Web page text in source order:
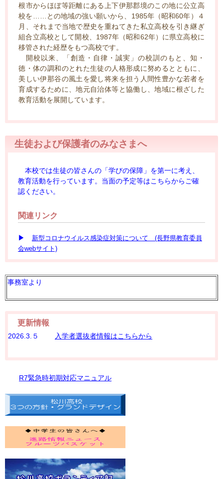
根市からほぼ等距離にある上下伊那郡境のこの地に公立高
校を……との地域の強い願いから、1985年（昭和60年）４
月、それまで当地で歴史を重ねてきた私立高校を引き継ぎ
組合立高校として開校、1987年（昭和62年）に県立高校に
移管された経歴をもつ高校です。
開校以来、「創造・自律・誠実」の校訓のもと、知・
徳・体の調和のとれた生徒の人格形成に努めるとともに、
美しい伊那谷の風土を愛し将来を担う人間性豊かな若者を
育成するために、地元自治体等と協働し、地域に根ざした
教育活動を展開しています。
生徒および保護者のみなさまへ
本校では生徒の皆さんの「学びの保障」を第一に考え、
教育活動を行っています。当面の予定等はこちらからご確
認ください。
関連リンク
▶ 新型コロナウイルス感染症対策について (長野県教育委員
会webサイト)
事務室より
更新情報
2026.3.５ 入学者選抜者情報はこちらから
R7緊急時初期対応マニュアル